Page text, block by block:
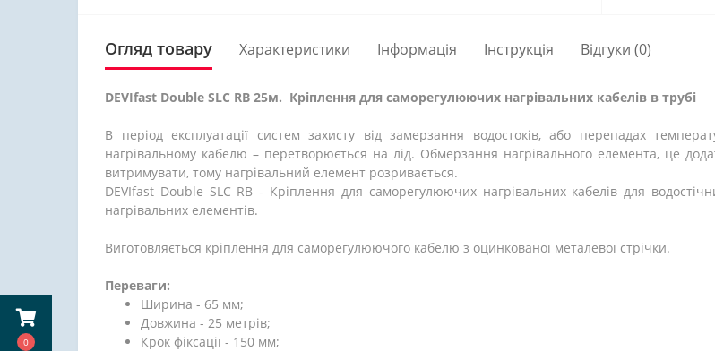
0
Огляд товару Характеристики Інформація Інструкція Відгуки (0)
DEVIfast Double SLC RB 25м. Кріплення для саморегулюючих нагрівальних кабелів в трубі
В період експлуатації систем захисту від замерзання водостоків, або перепадах
нагрівальному кабелю – перетворюється на лід. Обмерзання нагрівального елемента, це
витримувати, тому нагрівальний елемент розривається.
DEVIfast Double SLC RB - Кріплення для саморегулюючих нагрівальних кабелів для
нагрівальних елементів.
Виготовляється кріплення для саморегулюючого кабелю з оцинкованої металевої стрічки.
Переваги:
Ширина - 65 мм;
Довжина - 25 метрів;
Крок фіксації - 150 мм;